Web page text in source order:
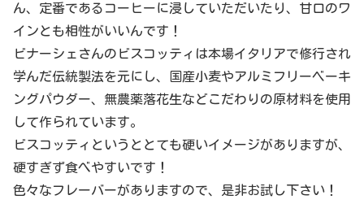
ん、定番であるコーヒーに浸していただいたり、甘口のワ
インとも相性がいいんです！
ビナーシェさんのビスコッティは本場イタリアで修行され
学んだ伝統製法を元にし、国産小麦やアルミフリーベーキ
ングパウダー、無農薬落花生などこだわりの原材料を使用
して作られています。
ビスコッティというととても硬いイメージがありますが、
硬すぎず食べやすいです！
色々なフレーバーがありますので、是非お試し下さい！